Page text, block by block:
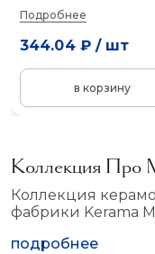
Подробнее
344.04 ₽/ шт
в корзину
Коллекция Про
Коллекция
фабрики Kerama
подробнее